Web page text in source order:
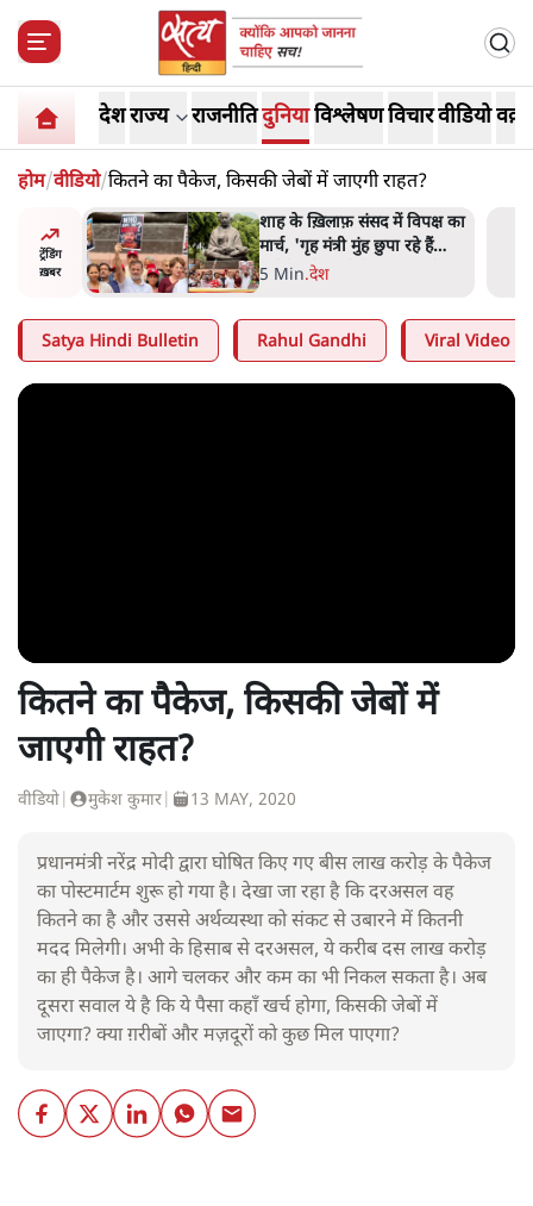
देशराज्य राजनीतिदुनियाविश्लेषणविचारवीडियो
होम/वीडियो/कितने का पैकेज, किसकी जेबों में जाएगी राहत?
ट्रेंडिंग
ख़बर
पर
शाह के ख़िलाफ़ संसद में विपक्ष का
मार्च, 'गृह मंत्री मुंह छुपा रहे हैं
क्योंकि वो छात्रों के गुनहगार हैं'
5 Min.देश
Satya Hindi Bulletin Rahul Gandhi Viral Video
कितने का पैकेज, किसकी जेबों में
जाएगी राहत?
वीडियो मुकेश कुमार 13 MAY, 2020
प्रधानमंत्री नरेंद्र मोदी द्वारा घोषित किए गए बीस लाख करोड़ के पैकेज
का पोस्टमार्टम शुरू हो गया है। देखा जा रहा है कि दरअसल वह
कितने का है और उससे अर्थव्यस्था को संकट से उबारने में कितनी
मदद मिलेगी। अभी के हिसाब से दरअसल, ये करीब दस लाख करोड़
का ही पैकेज है। आगे चलकर और कम का भी निकल सकता है। अब
दूसरा सवाल ये है कि ये पैसा कहाँ खर्च होगा, किसकी जेबों में
जाएगा? क्या ग़रीबों और मज़दूरों को कुछ मिल पाएगा?